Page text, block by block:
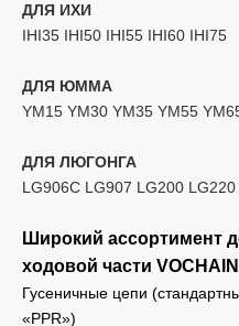
ДЛЯ ИХИ
IHI35 IHI50 IHI55 IHI60 IHI75
ДЛЯ ЮММА
YM15 YM30 YM35 YM55
ДЛЯ ЛЮГОНГА
LG906C LG907 LG200
Широкий ассортимент
ходовой части
Гусеничные цепи
«PPR»)